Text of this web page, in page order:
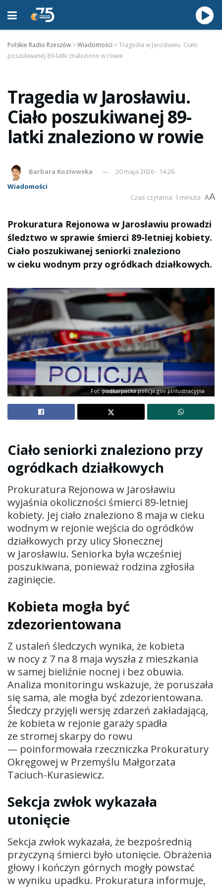
Polskie Radio Rzeszów >Wiadomości >Tragedia w Jarosławiu. Ciało
poszukiwanej 89-latki znaleziono w rowie
Tragedia w Jarosławiu.
Ciało poszukiwanej 89-
latki znaleziono w rowie
Barbara Kozłowska
20 maja 2026 - 14:26
Wiadomości
Czas czytania: 1 minuta AA
Prokuratura Rejonowa w Jarosławiu prowadzi
śledztwo w sprawie śmierci 89-letniej kobiety.
Ciało poszukiwanej seniorki znaleziono
w cieku wodnym przy ogródkach działkowych.
Fot. podkarpacka.policja.gov.pl/ilustracyjna
Ciało seniorki znaleziono przy
ogródkach działkowych
Prokuratura Rejonowa w Jarosławiu
wyjaśnia okoliczności śmierci 89-letniej
kobiety. Jej ciało znaleziono 8 maja w cieku
wodnym w rejonie wejścia do ogródków
działkowych przy ulicy Słonecznej
w Jarosławiu. Seniorka była wcześniej
poszukiwana, ponieważ rodzina zgłosiła
zaginięcie.
Kobieta mogła być
zdezorientowana
Z ustaleń śledczych wynika, że kobieta
w nocy z 7 na 8 maja wyszła z mieszkania
w samej bieliźnie nocnej i bez obuwia.
Analiza monitoringu wskazuje, że poruszała
się sama, ale mogła być zdezorientowana.
Śledczy przyjęli wersję zdarzeń zakładającą,
że kobieta w rejonie garaży spadła
ze stromej skarpy do rowu
— poinformowała rzeczniczka Prokuratury
Okręgowej w Przemyślu Małgorzata
Taciuch-Kurasiewicz.
Sekcja zwłok wykazała
utonięcie
Sekcja zwłok wykazała, że bezpośrednią
przyczyną śmierci było utonięcie. Obrażenia
głowy i kończyn górnych mogły powstać
w wyniku upadku. Prokuratura informuje,